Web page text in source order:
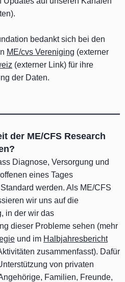
bedankt sich bei den
ME/cvs Vereniging (externer
(externer Link) für ihre
der Daten.
der ME/CFS Research
Diagnose, Versorgung und
eines Tages
werden. Als ME/CFS
wir uns auf die
in der wir das
dieser Probleme sehen (mehr
und im Halbjahresbericht
zusammenfasst). Dafür
von privaten
Familien, Freunde,